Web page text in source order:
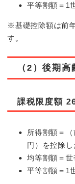
平等割額＝1
※基礎控除額は前
す。
（2）後期
課税限度額
所得割額＝
円）を控除
均等割額＝
平等割額＝1